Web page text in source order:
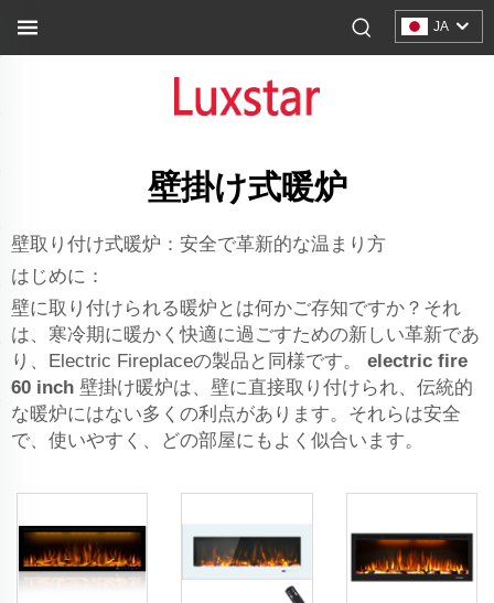
JA
壁掛け式暖炉
壁取り付け式暖炉：安全で革新的な温まり方
はじめに：
壁に取り付けられる暖炉とは何かご存知ですか？それ
は、寒冷期に暖かく快適に過ごすための新しい革新であ
り、Electric Fireplaceの製品と同様です。 electric fire
60 inch 壁掛け暖炉は、壁に直接取り付けられ、伝統的
な暖炉にはない多くの利点があります。それらは安全
で、使いやすく、どの部屋にもよく似合います。